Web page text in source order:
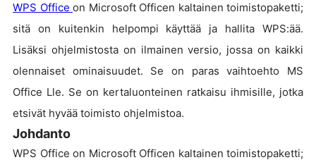
WPS Office on Microsoft Officen kaltainen toimistopaketti;
sitä on kuitenkin helpompi käyttää ja hallita WPS:ää.
Lisäksi ohjelmistosta on ilmainen versio, jossa on kaikki
olennaiset ominaisuudet. Se on paras vaihtoehto MS
Office Lle. Se on kertaluonteinen ratkaisu ihmisille, jotka
etsivät hyvää toimisto ohjelmistoa.
Johdanto
WPS Office on Microsoft Officen kaltainen toimistopaketti;